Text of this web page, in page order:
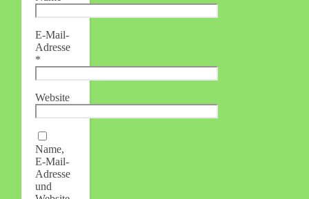
E-Mail-
Adresse
*
Website
Name,
E-Mail-
Adresse
und